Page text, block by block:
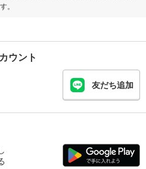
。
ウント
友だち追加